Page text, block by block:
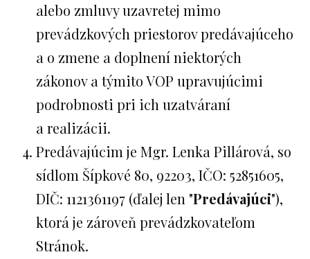
alebo zmluvy uzavretej mimo
prevádzkových priestorov predávajúceho
a o zmene a doplnení niektorých
zákonov a týmito VOP upravujúcimi
podrobnosti pri ich uzatváraní
a realizácii.
Predávajúcim je Mgr. Lenka Pillárová, so
sídlom Šípkové 80, 92203, IČO: 52851605,
DIČ: 1121361197 (ďalej len "Predávajúci"),
ktorá je zároveň prevádzkovateľom
Stránok.